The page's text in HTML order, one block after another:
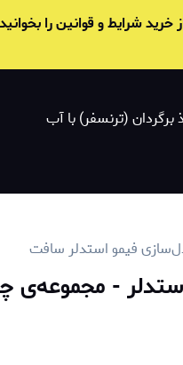
شرایط و قوانين را
برگردان (ترنسفر) با آب
فیمو استدلر سافت
- مجموعه‌ی